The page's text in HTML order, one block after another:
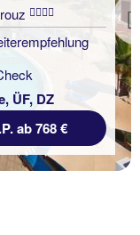
ÜF, DZ
ab 768 €